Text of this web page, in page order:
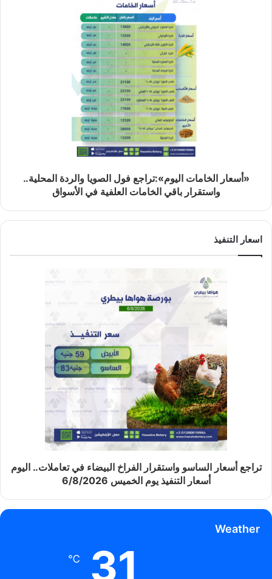
«أسعار الخامات اليوم»:تراجع فول الصويا والردة المحلية..
واستقرار باقي الخامات العلفية في الأسواق
اسعار التنفيذ
تراجع أسعار الساسو واستقرار الفراخ البيضاء في تعاملات.. اليوم
أسعار التنفيذ يوم الخميس 6/8/2026
Weather
31
℃